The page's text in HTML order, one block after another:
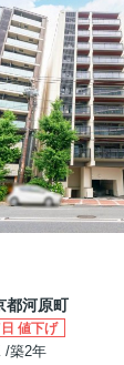
都河原町
値下げ
/築2年